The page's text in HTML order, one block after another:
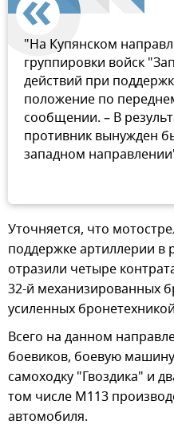
"На Купянском
группировки войск
действий при
положение по
сообщении. – В
противник вынужден
западном
Уточняется, что
поддержке артиллерии в
отразили четыре
32-й механизированных
усиленных
Всего на данном
боевиков, боевую
самоходку "Гвоздика" и
том числе М113
автомобиля.